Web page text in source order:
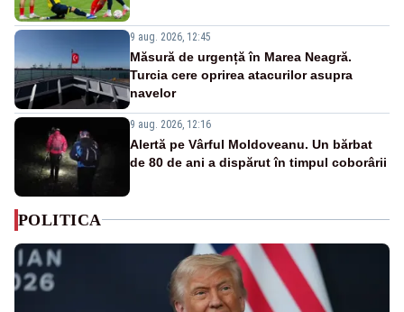
9 aug. 2026, 12:45
Măsură de urgență în Marea Neagră.
Turcia cere oprirea atacurilor asupra
navelor
9 aug. 2026, 12:16
Alertă pe Vârful Moldoveanu. Un bărbat
de 80 de ani a dispărut în timpul coborârii
POLITICA